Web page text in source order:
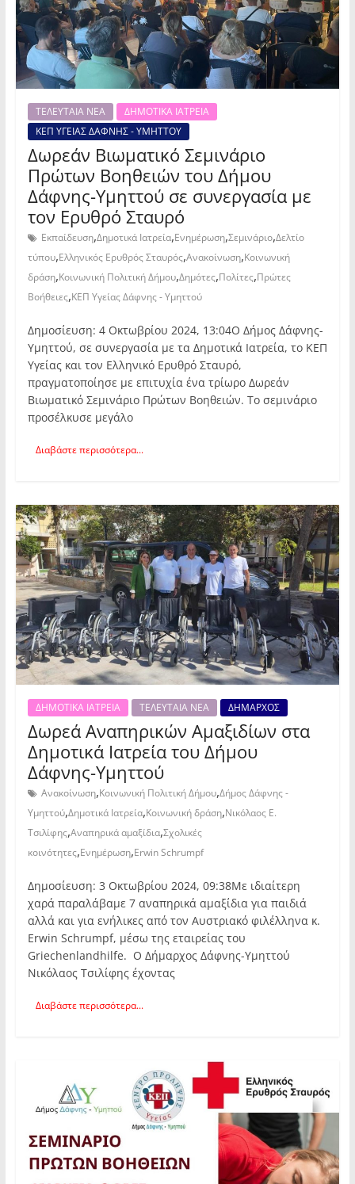
ΤΕΛΕΥΤΑΙΑ ΝΕΑ
ΔΗΜΟΤΙΚΑ ΙΑΤΡΕΙΑ
ΚΕΠ ΥΓΕΙΑΣ ΔΑΦΝΗΣ - ΥΜΗΤΤΟΥ
Δωρεάν Βιωματικό Σεμινάριο
Πρώτων Βοηθειών του Δήμου
Δάφνης-Υμηττού σε συνεργασία με
τον Ερυθρό Σταυρό
Εκπαίδευση,Δημοτικά Ιατρεία,Ενημέρωση,Σεμινάριο,Δελτίο
τύπου,Ελληνικός Ερυθρός Σταυρός,Ανακοίνωση,Κοινωνική
δράση,Κοινωνική Πολιτική Δήμου,Δημότες,Πολίτες,Πρώτες
Βοήθειες,ΚΕΠ Υγείας Δάφνης - Υμηττού
Δημοσίευση: 4 Οκτωβρίου 2024, 13:04Ο Δήμος Δάφνης-
Υμηττού, σε συνεργασία με τα Δημοτικά Ιατρεία, το ΚΕΠ
Υγείας και τον Ελληνικό Ερυθρό Σταυρό,
πραγματοποίησε με επιτυχία ένα τρίωρο Δωρεάν
Βιωματικό Σεμινάριο Πρώτων Βοηθειών. Το σεμινάριο
προσέλκυσε μεγάλο
Διαβάστε περισσότερα...
ΔΗΜΟΤΙΚΑ ΙΑΤΡΕΙΑ ΤΕΛΕΥΤΑΙΑ ΝΕΑ ΔΗΜΑΡΧΟΣ
Δωρεά Αναπηρικών Αμαξιδίων στα
Δημοτικά Ιατρεία του Δήμου
Δάφνης-Υμηττού
Ανακοίνωση,Κοινωνική Πολιτική Δήμου,Δήμος Δάφνης -
Υμηττού,Δημοτικά Ιατρεία,Κοινωνική δράση,Νικόλαος Ε.
Τσιλίφης,Αναπηρικά αμαξίδια,Σχολικές
κοινότητες,Ενημέρωση,Erwin Schrumpf
Δημοσίευση: 3 Οκτωβρίου 2024, 09:38Με ιδιαίτερη
χαρά παραλάβαμε 7 αναπηρικά αμαξίδια για παιδιά
αλλά και για ενήλικες από τον Αυστριακό φιλέλληνα κ.
Erwin Schrumpf, μέσω της εταιρείας του
Griechenlandhilfe. Ο Δήμαρχος Δάφνης-Υμηττού
Νικόλαος Τσιλίφης έχοντας
Διαβάστε περισσότερα...